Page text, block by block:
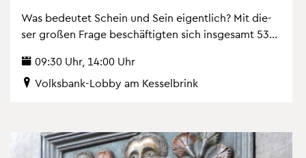
Was be­deu­tet Schein und Sein ei­gent­lich? Mit die­
ser gro­ßen Frage be­schäf­tig­ten sich ins­ge­samt 53...
09:30 Uhr, 14:00 Uhr
Volks­bank-Lobby am Kes­sel­brink